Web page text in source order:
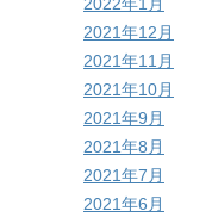
2021年12月
2021年11月
2021年10月
2021年9月
2021年8月
2021年7月
2021年6月